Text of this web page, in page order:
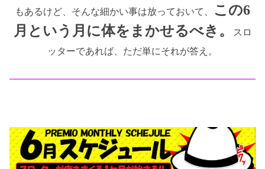
もあるけど、そんな細かい事は放っておいて、
この6
月という月に体をまかせるべき。
スロ
ッターであれば、ただ単にそれが答え。
━━━━━━━━━━━━━━━━━━━━━━━━━━